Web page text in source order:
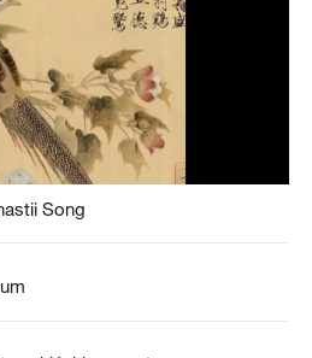
Song